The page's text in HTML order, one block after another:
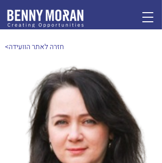
<חזרה לאתר הוועידה